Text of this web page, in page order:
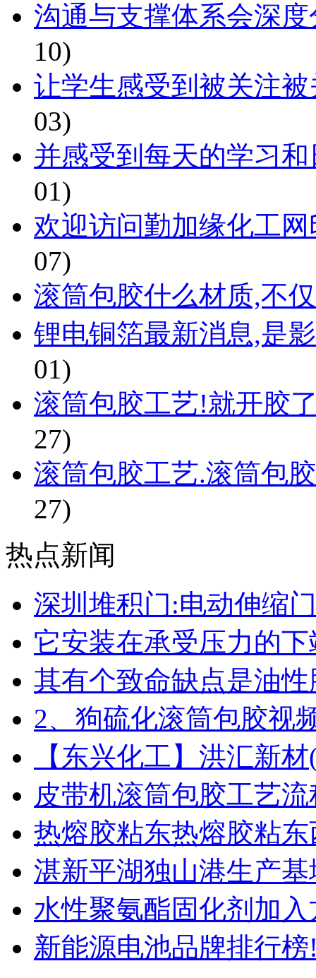
沟通与支撑体系会深
10)
让学生感受到被关注
03)
并感受到每天的学习
01)
欢迎访问勤加缘化工
07)
滚筒包胶什么材质,不
锂电铜箔最新消息,是
01)
滚筒包胶工艺!就开胶
27)
滚筒包胶工艺.滚筒包
27)
热点新闻
深圳堆积门:电动伸缩
它安装在承受压力的
其有个致命缺点是油
2、狗硫化滚筒包胶视
【东兴化工】洪汇新
皮带机滚筒包胶工艺
热熔胶粘东热熔胶粘
湛新平湖独山港生产
水性聚氨酯固化剂加入
新能源电池品牌排行